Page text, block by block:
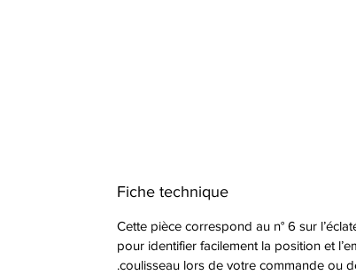
Fiche technique
Cette pièce correspond au n° 6 sur
pour identifier facilement la position et
coulisseau lors de votre commande ou